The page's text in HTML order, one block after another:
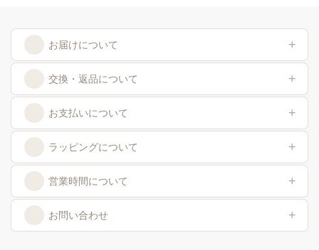
お届けについて
交換・返品について
お支払いについて
ラッピングについて
営業時間について
お問い合わせ
返金ポリシー